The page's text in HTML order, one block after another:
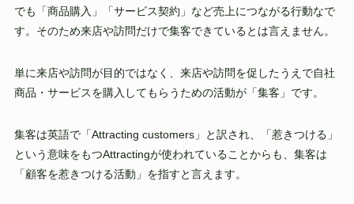
でも「商品購入」「サービス契約」など売上につながる行動なで
す。そのため来店や訪問だけで集客できているとは言えません。
単に来店や訪問が目的ではなく、来店や訪問を促したうえで自社
商品・サービスを購入してもらうための活動が「集客」です。
集客は英語で「Attracting customers」と訳され、「惹きつける」
という意味をもつAttractingが使われていることからも、集客は
「顧客を惹きつける活動」を指すと言えます。